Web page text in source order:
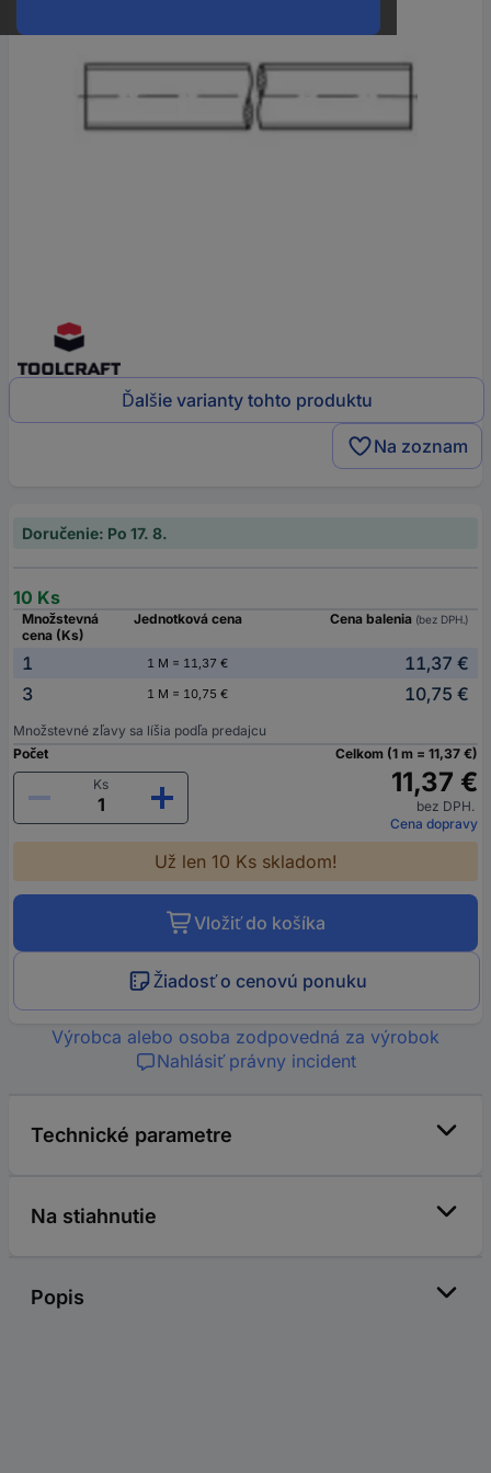
Ďalšie varianty tohto produktu
Na zoznam
Doručenie: Po 17. 8.
10 Ks
Množstevná
cena (Ks)
Jednotková cena Cena balenia (bez DPH.)
1 1 M = 11,37 €
11,37 €
3
1 M = 10,75 € 10,75 €
Množstevné zľavy sa líšia podľa predajcu
Počet
Ks
Celkom (1 m = 11,37 €)
11,37 €
bez DPH.
Cena dopravy
Už len 10 Ks skladom!
Vložiť do košíka
Žiadosť o cenovú ponuku
Výrobca alebo osoba zodpovedná za výrobok
Nahlásiť právny incident
Technické parametre
Na stiahnutie
Popis